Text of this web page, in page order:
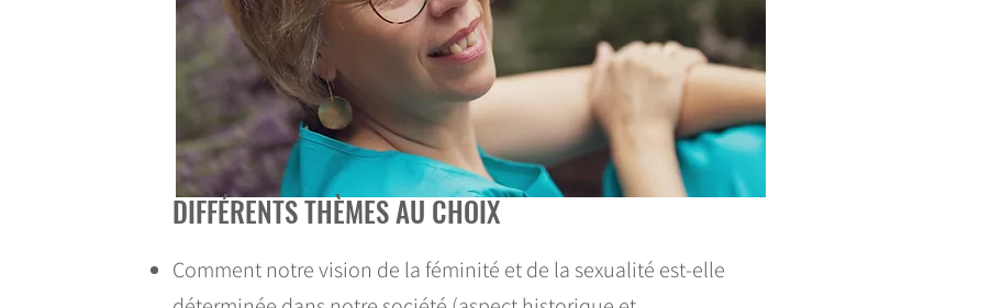
DIFFÉRENTS THÈMES AU CHOIX
Comment notre vision de la féminité et de la sexualité est-elle